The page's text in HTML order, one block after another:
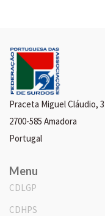
Praceta Miguel Cláudio,
2700-585 Amadora
Portugal
Menu
CDLGP
CDHPS